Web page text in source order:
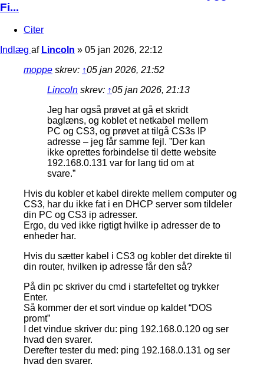
Fi...
Citer
Indlæg af Lincoln » 05 jan 2026, 22:12
moppe skrev: ↑05 jan 2026, 21:52
Lincoln skrev: ↑05 jan 2026, 21:13
Jeg har også prøvet at gå et skridt
baglæns, og koblet et netkabel mellem
PC og CS3, og prøvet at tilgå CS3s IP
adresse – jeg får samme fejl. ”Der kan
ikke oprettes forbindelse til dette website
192.168.0.131 var for lang tid om at
svare.”
Hvis du kobler et kabel direkte mellem computer og
CS3, har du ikke fat i en DHCP server som tildeler
din PC og CS3 ip adresser.
Ergo, du ved ikke rigtigt hvilke ip adresser de to
enheder har.
Hvis du sætter kabel i CS3 og kobler det direkte til
din router, hvilken ip adresse får den så?
På din pc skriver du cmd i startefeltet og trykker
Enter.
Så kommer der et sort vindue op kaldet “DOS
promt”
I det vindue skriver du: ping 192.168.0.120 og ser
hvad den svarer.
Derefter tester du med: ping 192.168.0.131 og ser
hvad den svarer.